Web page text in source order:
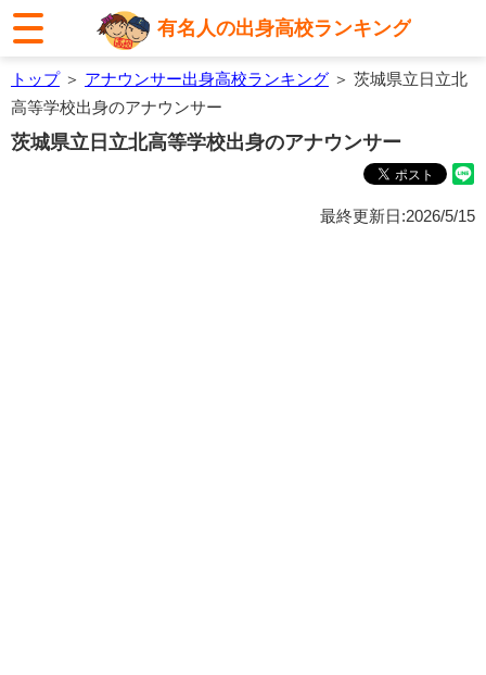
有名人の出身高校ランキング
トップ＞ アナウンサー出身高校ランキング ＞ 茨城県立日立北
高等学校出身のアナウンサー
茨城県立日立北高等学校出身のアナウンサー
最終更新日:2026/5/15